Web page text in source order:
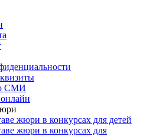
СМИ
жюри в конкурсах для детей
жюри в конкурсах для